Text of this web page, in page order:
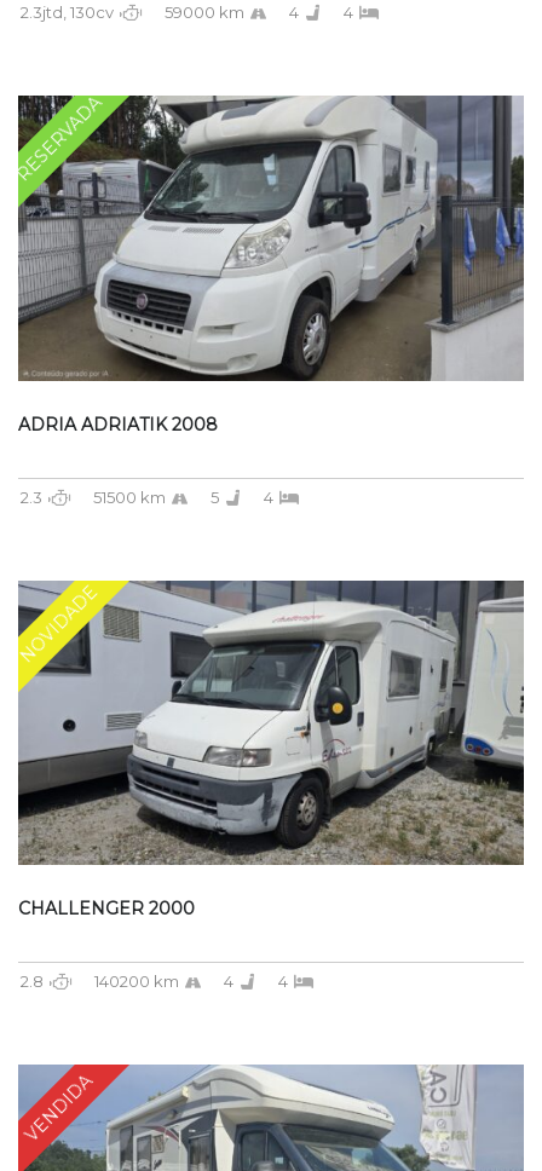
2.3jtd, 130cv 59000 km 4 4
RESERVADA
ADRIA ADRIATIK 2008
2.3 51500 km 5 4
NOVIDADE
CHALLENGER 2000
2.8 140200 km 4 4
VENDIDA